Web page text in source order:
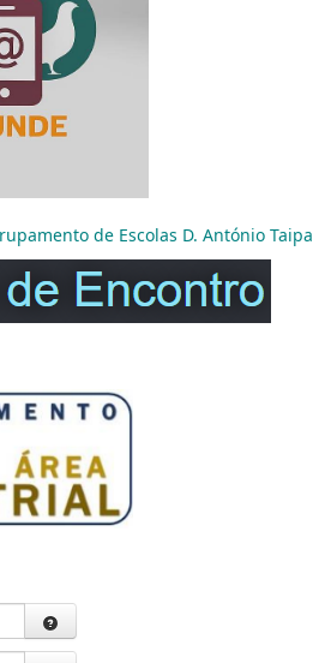
de Escolas D. António Taipa